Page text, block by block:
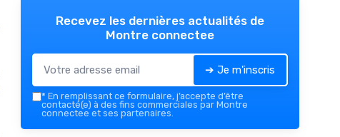
Recevez les dernières actualités de
Montre connectee
➔ Je m'inscris
* En remplissant ce formulaire, j’accepte d’être
contacté(e) à des fins commerciales par Montre
connectee et ses partenaires.